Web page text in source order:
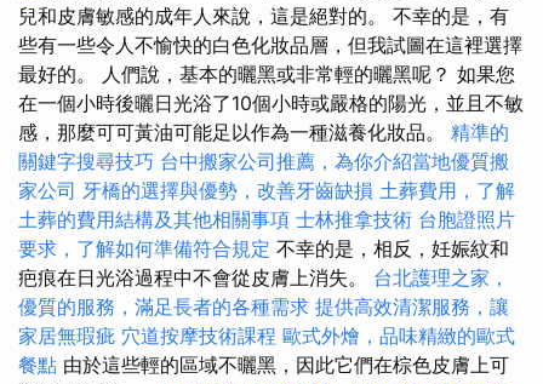
兒和皮膚敏感的成年人來說，這是絕對的。 不幸的是，有
些有一些令人不愉快的白色化妝品層，但我試圖在這裡選擇
最好的。 人們說，基本的曬黑或非常輕的曬黑呢？ 如果您
在一個小時後曬日光浴了10個小時或嚴格的陽光，並且不敏
感，那麼可可黃油可能足以作為一種滋養化妝品。 精準的
關鍵字搜尋技巧 台中搬家公司推薦，為你介紹當地優質搬
家公司 牙橋的選擇與優勢，改善牙齒缺損 土葬費用，了解
土葬的費用結構及其他相關事項 士林推拿技術 台胞證照片
要求，了解如何準備符合規定 不幸的是，相反，妊娠紋和
疤痕在日光浴過程中不會從皮膚上消失。 台北護理之家，
優質的服務，滿足長者的各種需求 提供高效清潔服務，讓
家居無瑕疵 穴道按摩技術課程 歐式外燴，品味精緻的歐式
餐點 由於這些輕的區域不曬黑，因此它們在棕色皮膚上可